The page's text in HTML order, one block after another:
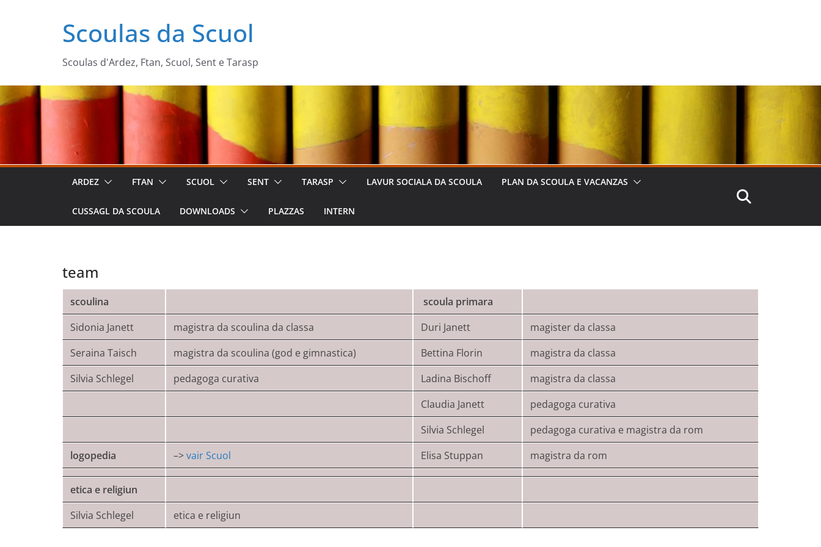
Scoulas da Scuol
Scoulas d'Ardez, Ftan, Scuol, Sent e Tarasp
ARDEZ FTAN SCUOL SENT TARASP LAVUR SOCIALA DA SCOULA PLAN DA SCOULA E VACANZAS
CUSSAGL DA SCOULA DOWNLOADS PLAZZAS INTERN
team
scoulina
scoula primara
Sidonia Janett
magistra da scoulina da classa Duri Janett
magister da classa
Seraina Taisch
magistra da scoulina (god e gimnastica) Bettina Florin
magistra da classa
Silvia Schlegel
pedagoga curativa Ladina Bischoff
magistra da classa
Claudia Janett
pedagoga curativa
Silvia Schlegel
pedagoga curativa e magistra da rom
logopedia
–>vairScuol Elisa Stuppan magistra da rom
etica e religiun
Silvia Schlegel
etica e religiun